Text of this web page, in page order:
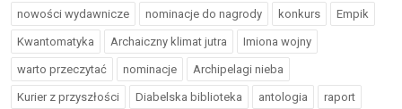
nowości wydawnicze nominacje do nagrody konkurs Empik
Kwantomatyka Archaiczny klimat jutra Imiona wojny
warto przeczytać nominacje Archipelagi nieba
Kurier z przyszłości Diabelska biblioteka antologia raport